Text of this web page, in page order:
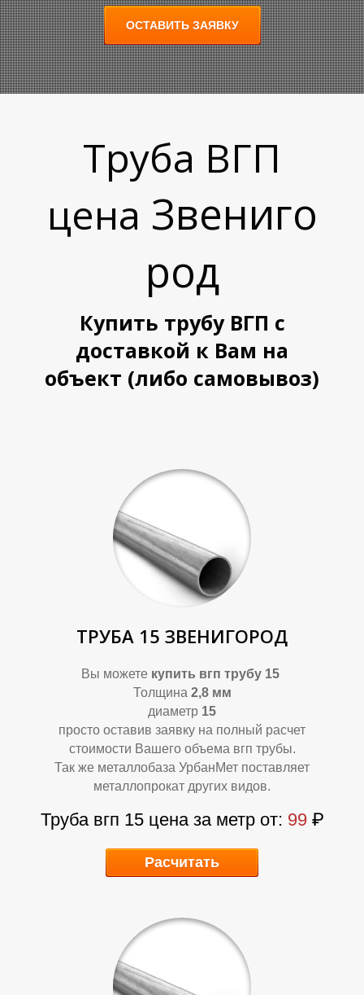
А
Л
ОСТАВИТЬ ЗАЯВКУ
Труба ВГП
цена Звениго
род
Купить трубу ВГП с
доставкой к Вам на
объект (либо самовывоз)
ТРУБА 15 ЗВЕНИГОРОД
Вы можете купить вгп трубу 15
Толщина 2,8 мм
диаметр 15
просто оставив заявку на полный расчет
стоимости Вашего объема вгп трубы.
Так же металлобаза УрбанМет поставляет
металлопрокат других видов.
Труба вгп 15 цена за метр от: 99₽
Расчитать
А
Л